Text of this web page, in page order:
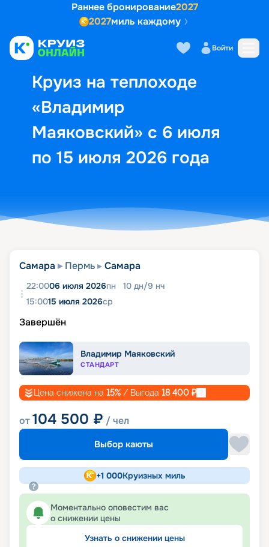
Раннее бронирование2027
2027миль каждому
Войти
Круиз на теплоходе
«Владимир
Маяковский» с 6 июля
по 15 июля 2026 года
Выбор кают Маршрут и
Самара Пермь Самара
22:0006 июля 2026пн 10 дн/9 нч
15:0015 июля 2026ср
Завершён
Владимир Маяковский
СТАНДАРТ
Цена снижена на 15% / Выгода 18 400 ₽
от104 500 ₽ / чел
Выбор каюты
+1 000Круизных миль
Моментально оповестим вас
о снижении цены
Узнать о снижении цены